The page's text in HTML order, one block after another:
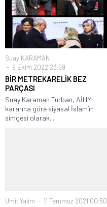
Suay KARAMAN
9 Ekim 2022 23:59
BİR METREKARELİK BEZ
PARÇASI
Suay Karaman Türban, AİHM
kararına göre siyasal İslam’ın
simgesi olarak...
Ümit Yalım 11 Temmuz 2021 00:50